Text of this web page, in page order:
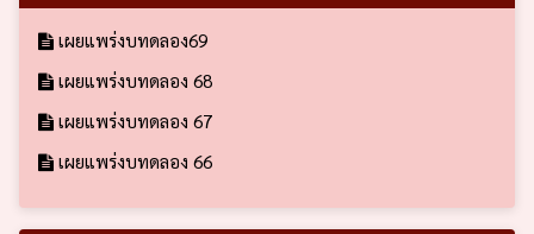
เผยแพร่งบทดลอง69
เผยแพร่งบทดลอง 68
เผยแพร่งบทดลอง 67
เผยแพร่งบทดลอง 66